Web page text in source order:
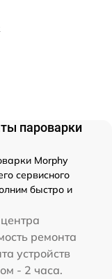
пароварки
Morphy
сервисного
быстро и
ремонта
устройств
- 2 часа.